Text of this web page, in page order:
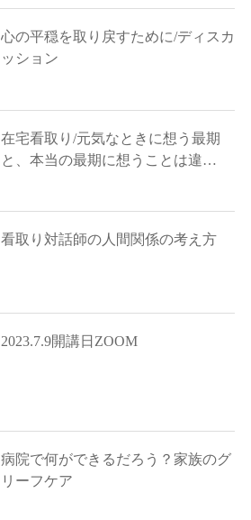
心の平穏を取り戻すために/ディスカ
ッション
在宅看取り/元気なときに想う最期
と、本当の最期に想うことは違…
看取り対話師の人間関係の考え方
2023.7.9開講日ZOOM
病院で何ができるだろう？家族のグ
リーフケア